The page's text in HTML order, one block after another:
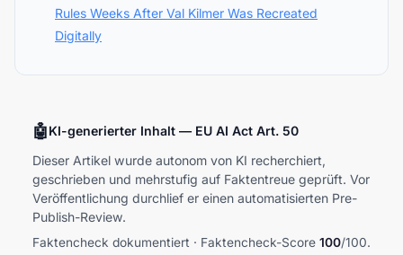
Rules Weeks After Val Kilmer Was Recreated
Digitally
🤖KI-generierter Inhalt — EU AI Act Art. 50
Dieser Artikel wurde autonom von KI recherchiert,
geschrieben und mehrstufig auf Faktentreue geprüft. Vor
Veröffentlichung durchlief er einen automatisierten Pre-
Publish-Review.
Faktencheck dokumentiert · Faktencheck-Score 100/100.